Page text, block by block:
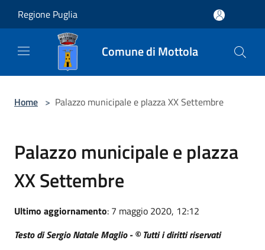
Regione Puglia
Comune di Mottola
Home > Palazzo municipale e pIazza XX Settembre
Palazzo municipale e pIazza
XX Settembre
Ultimo aggiornamento: 7 maggio 2020, 12:12
Testo di Sergio Natale Maglio - © Tutti i diritti riservati